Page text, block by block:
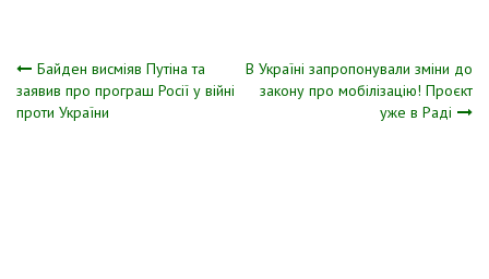
Навігація
записів
Байден висміяв Путіна та
заявив про програш Росії у війні
проти України
В Укpаїні запpопонували зміни до
закону про мобілізацію! Проєкт
уже в Раді